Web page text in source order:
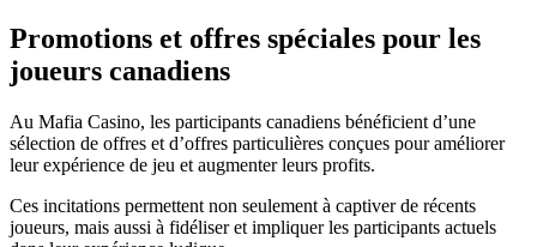
Promotions et offres spéciales pour les
joueurs canadiens
Au Mafia Casino, les participants canadiens bénéficient d’une
sélection de offres et d’offres particulières conçues pour améliorer
leur expérience de jeu et augmenter leurs profits.
Ces incitations permettent non seulement à captiver de récents
joueurs, mais aussi à fidéliser et impliquer les participants actuels